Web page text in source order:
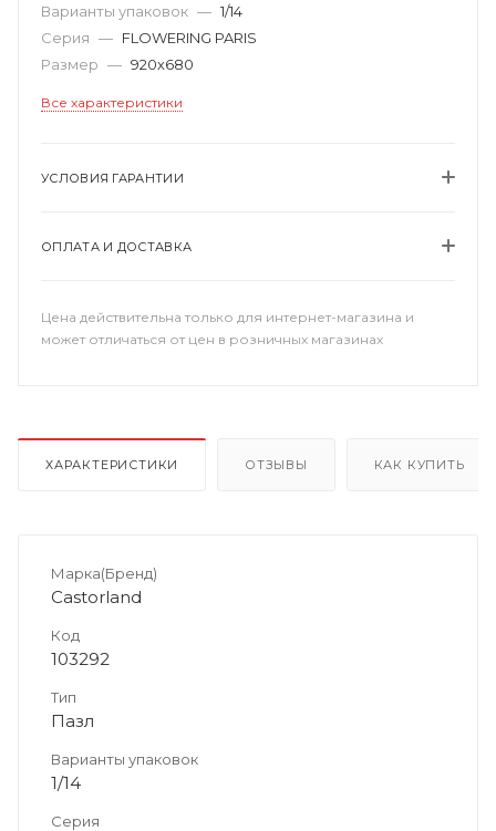
Варианты упаковок — 1/14
Серия — FLOWERING PARIS
Размер — 920х680
Все характеристики
УСЛОВИЯ ГАРАНТИИ
ОПЛАТА И ДОСТАВКА
Цена действительна только для интернет-магазина и
может отличаться от цен в розничных магазинах
ХАРАКТЕРИСТИКИ ОТЗЫВЫ КАК КУПИТЬ
Марка(Бренд)
Castorland
Код
103292
Тип
Пазл
Варианты упаковок
1/14
Серия